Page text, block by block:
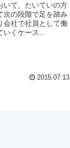
いて、たいていの方
次の段階で足を踏み
会社で社員として働
くケース...
2015.07.13